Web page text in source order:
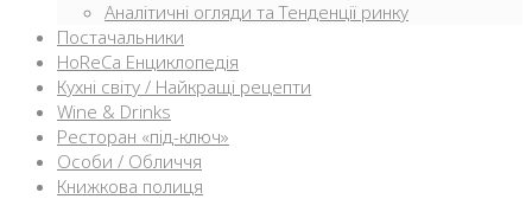
Аналітичні огляди та Тенденції ринку
Постачальники
HoReCa Енциклопедія
Кухні світу / Найкращі рецепти
Wine & Drinks
Ресторан «під-ключ»
Особи / Обличчя
Книжкова полиця